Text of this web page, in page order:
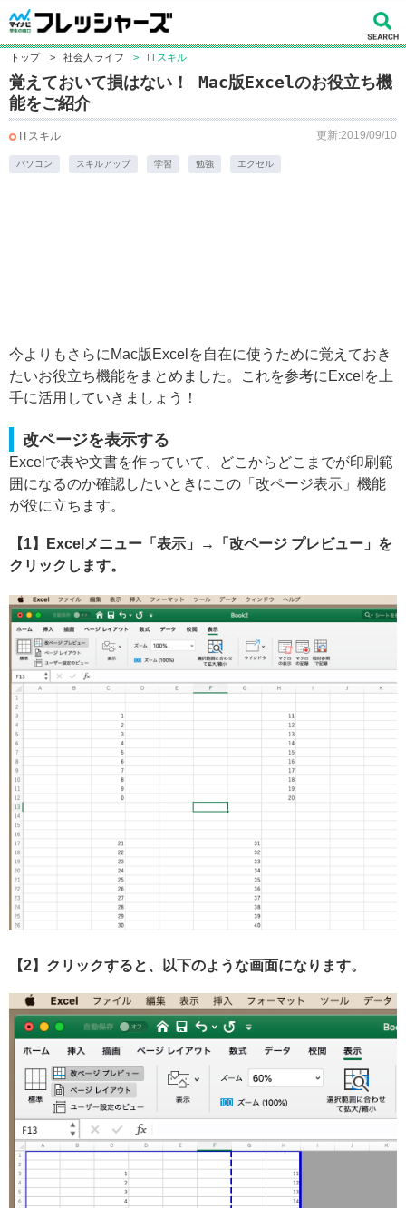
トップ > 社会人ライフ > ITスキル
覚えておいて損はない！ Mac版Excelのお役立ち機
能をご紹介
ITスキル 更新:2019/09/10
パソコン スキルアップ 学習 勉強 エクセル
今よりもさらにMac版Excelを自在に使うために覚えておき
たいお役立ち機能をまとめました。これを参考にExcelを上
手に活用していきましょう！
改ページを表示する
Excelで表や文書を作っていて、どこからどこまでが印刷範
囲になるのか確認したいときにこの「改ページ表示」機能
が役に立ちます。
【1】Excelメニュー「表示」→「改ページ プレビュー」を
クリックします。
【2】クリックすると、以下のような画面になります。